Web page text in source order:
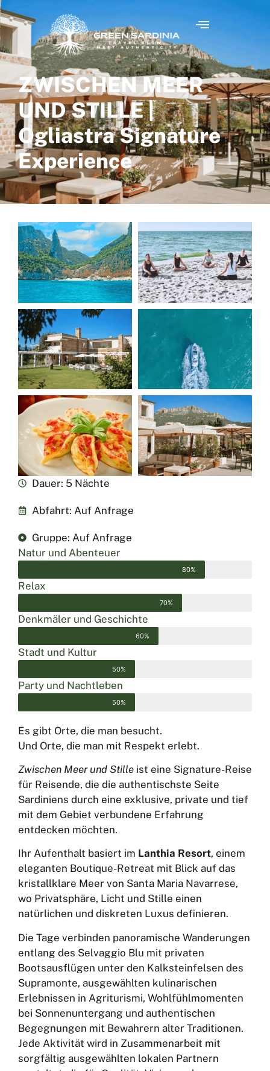
ZWISCHEN MEER
UND STILLE |
Ogliastra Signature
Experience
Dauer: 5 Nächte
Abfahrt: Auf Anfrage
Gruppe: Auf Anfrage
Natur und Abenteuer
80%
Relax
70%
Denkmäler und Geschichte
60%
Stadt und Kultur
50%
Party und Nachtleben
50%
Es gibt Orte, die man besucht.
Und Orte, die man mit Respekt erlebt.
Zwischen Meer und Stille ist eine Signature-Reise
für Reisende, die die authentischste Seite
Sardiniens durch eine exklusive, private und tief
mit dem Gebiet verbundene Erfahrung
entdecken möchten.
Ihr Aufenthalt basiert im Lanthia Resort, einem
eleganten Boutique-Retreat mit Blick auf das
kristallklare Meer von Santa Maria Navarrese,
wo Privatsphäre, Licht und Stille einen
natürlichen und diskreten Luxus definieren.
Die Tage verbinden panoramische Wanderungen
entlang des Selvaggio Blu mit privaten
Bootsausflügen unter den Kalksteinfelsen des
Supramonte, ausgewählten kulinarischen
Erlebnissen in Agriturismi, Wohlfühlmomenten
bei Sonnenuntergang und authentischen
Begegnungen mit Bewahrern alter Traditionen.
Jede Aktivität wird in Zusammenarbeit mit
sorgfältig ausgewählten lokalen Partnern